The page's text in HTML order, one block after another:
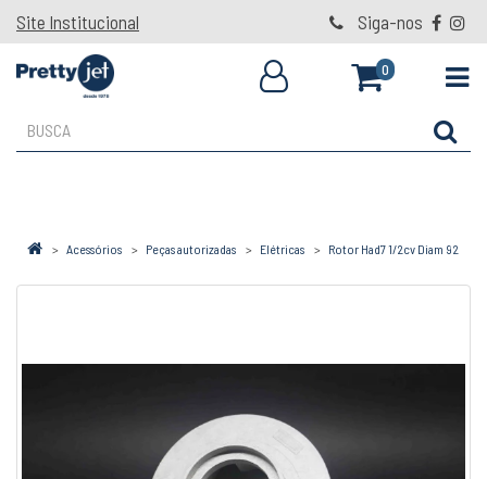
Site Institucional Siga-nos
0
Acessórios Peças autorizadas Elétricas Rotor Had7 1/2cv Diam 92